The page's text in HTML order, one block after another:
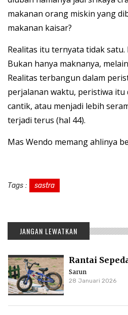
makanan orang miskin yang
makanan kaisar?
Realitas itu ternyata tidak satu.
Bukan hanya maknanya,
Realitas terbangun dalam
perjalanan waktu, peristiwa itu
cantik, atau menjadi lebih
terjadi terus (hal 44).
Mas Wendo memang ahlinya
Tags : sastra
JANGAN LEWATKAN
Rantai
Sarun
28 Januari 2026